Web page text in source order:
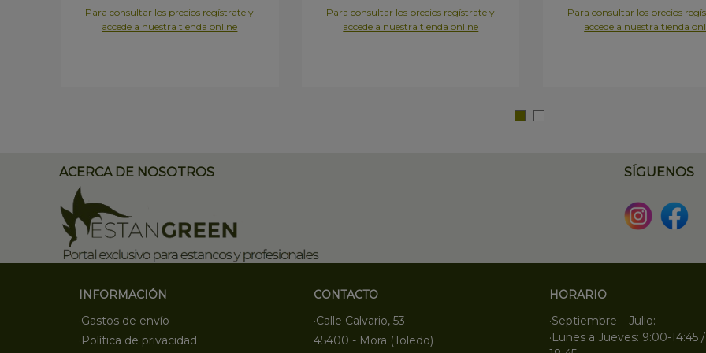
Para consultar los precios regístrate y
accede a nuestra tienda online
Para consultar los precios regístrate y
accede a nuestra tienda online
Para consultar los precios
accede a nuestra tienda
ACERCA DE NOSOTROS SÍGUENOS
INFORMACIÓN
·Gastos de envío
·Política de privacidad
CONTACTO
·Calle Calvario, 53
45400 - Mora (Toledo)
HORARIO
·Septiembre – Julio:
·Lunes a Jueves: 9:00-14:45